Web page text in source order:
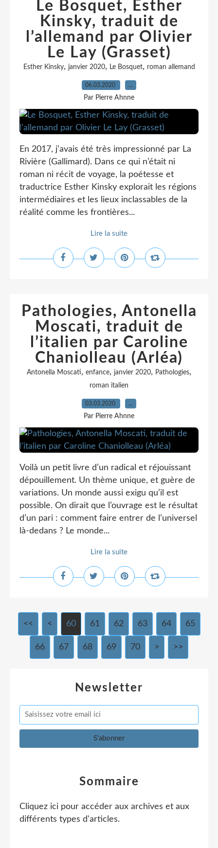
Le Bosquet, Esther
Kinsky, traduit de
l’allemand par Olivier
Le Lay (Grasset)
Esther Kinsky, janvier 2020, Le Bosquet, roman allemand
06.03.2020 …
Par Pierre Ahnne
En 2017, j’avais été très impressionné par La
Rivière (Gallimard). Dans ce qui n’était ni
roman ni récit de voyage, la poétesse et
traductrice Esther Kinsky explorait les régions
intermédiaires et les lieux inclassables de la
réalité comme les frontières...
Lire la suite
Pathologies, Antonella
Moscati, traduit de
l’italien par Caroline
Chaniolleau (Arléa)
Antonella Moscati, enfance, janvier 2020, Pathologies,
roman italien
03.03.2020 …
Par Pierre Ahnne
Voilà un petit livre d’un radical et réjouissant
dépouillement. Un thème unique, et guère de
variations. Un monde aussi exigu qu’il est
possible. On dirait que l’ouvrage est le résultat
d’un pari : comment faire entrer de l’universel
là-dedans ? Le monde...
Lire la suite
<< < 10
20
30
40
50
60 61 62 63 64 65
66 67 68 69 70 80
90
100
> >>
Newsletter
Sommaire
Cliquez ici pour accéder aux archives et aux
différents types d'articles.